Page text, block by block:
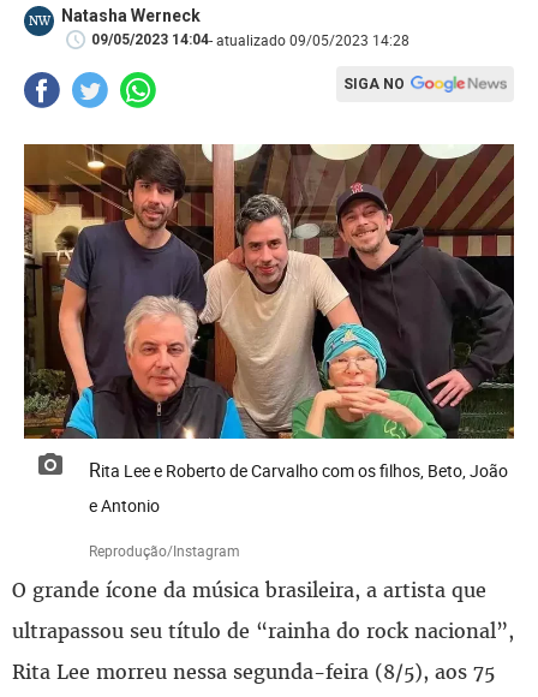
NW Natasha Werneck
09/05/2023 14:04- atualizado 09/05/2023 14:28
SIGA NO
Rita Lee e Roberto de Carvalho com os filhos, Beto, João
e Antonio
Reprodução/Instagram
O grande ícone da música brasileira, a artista que
ultrapassou seu título de “rainha do rock nacional”,
Rita Lee morreu nessa segunda-feira (8/5), aos 75